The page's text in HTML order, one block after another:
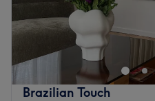
Brazilian Touch